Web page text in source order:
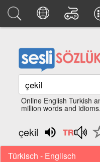
Online English Turkish
million words and idioms.
çekil
Türkisch - Englisch